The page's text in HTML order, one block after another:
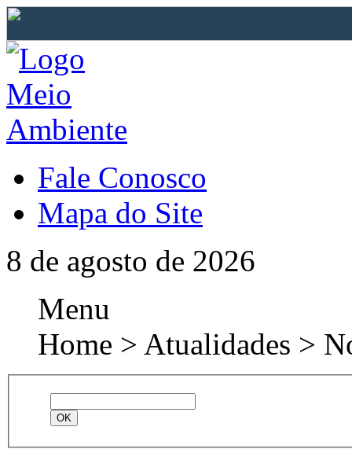
Fale Conosco
Mapa do Site
8 de agosto de 2026
Menu
Home > Atualidades >